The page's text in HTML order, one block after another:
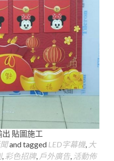
貼圖施工
and tagged LED字幕機, 大
, 彩色招牌, 戶外廣告, 活動佈